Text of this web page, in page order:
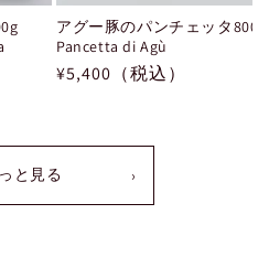
アグー豚のパンチェッタ
Pancetta di Agù
通
格
¥5,400（税込）
と見る ›